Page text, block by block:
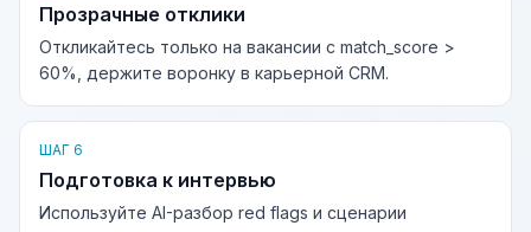
Прозрачные отклики
Откликайтесь только на вакансии с match_score >
60%, держите воронку в карьерной CRM.
ШАГ 6
Подготовка к интервью
Используйте AI-разбор red flags и сценарии